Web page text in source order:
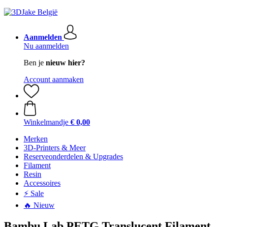
Aanmelden
Nu aanmelden
Ben je nieuw hier?
Account aanmaken
Winkelmandje € 0,00
Merken
3D-Printers & Meer
Reserveonderdelen & Upgrades
Filament
Resin
Accessoires
⚡ Sale
🔥 Nieuw